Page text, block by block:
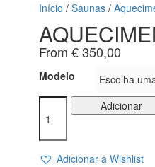
Início / Saunas /
From €350,00
Modelo
Quantidade
de
MINI
Z
Adicionar
Adicionar a Wishlist